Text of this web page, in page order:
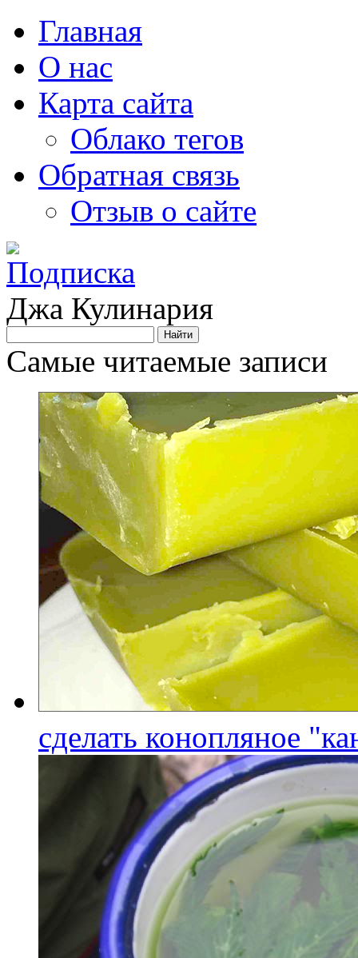
Главная
О нас
Карта сайта
Облако тегов
Обратная связь
Отзыв о сайте
Джа Кулинария
Самые читаемые записи
сделать конопляное